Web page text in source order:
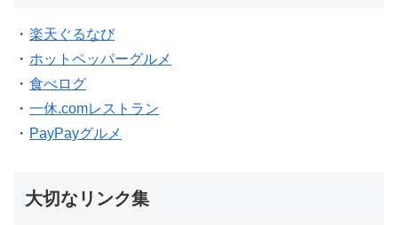
・ 楽天ぐるなび
・ ホットペッパーグルメ
・ 食べログ
・ 一休.comレストラン
・ PayPayグルメ
大切なリンク集